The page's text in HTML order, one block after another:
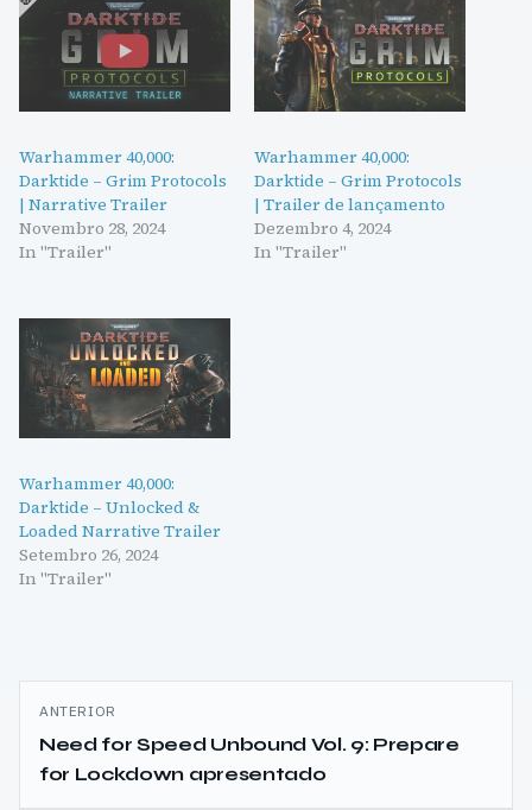
Warhammer 40,000:
Darktide – Grim Protocols
| Narrative Trailer
Novembro 28, 2024
In "Trailer"
Warhammer 40,000:
Darktide – Grim Protocols
| Trailer de lançamento
Dezembro 4, 2024
In "Trailer"
Warhammer 40,000:
Darktide – Unlocked &
Loaded Narrative Trailer
Setembro 26, 2024
In "Trailer"
Navegação
de
artigos
ANTERIOR
Need for Speed Unbound Vol. 9: Prepare
for Lockdown apresentado